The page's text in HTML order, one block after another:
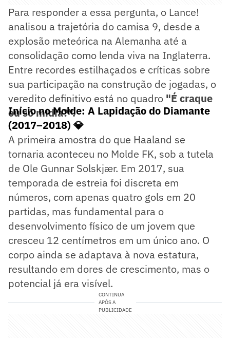
Para responder a essa pergunta, o Lance!
analisou a trajetória do camisa 9, desde a
explosão meteórica na Alemanha até a
consolidação como lenda viva na Inglaterra.
Entre recordes estilhaçados e críticas sobre
sua participação na construção de jogadas, o
veredito definitivo está no quadro "É craque
ou só mídia?".
Início no Molde: A Lapidação do Diamante
(2017–2018) 💎
A primeira amostra do que Haaland se
tornaria aconteceu no Molde FK, sob a tutela
de Ole Gunnar Solskjær. Em 2017, sua
temporada de estreia foi discreta em
números, com apenas quatro gols em 20
partidas, mas fundamental para o
desenvolvimento físico de um jovem que
cresceu 12 centímetros em um único ano. O
corpo ainda se adaptava à nova estatura,
resultando em dores de crescimento, mas o
potencial já era visível.
CONTINUA
APÓS A
PUBLICIDADE